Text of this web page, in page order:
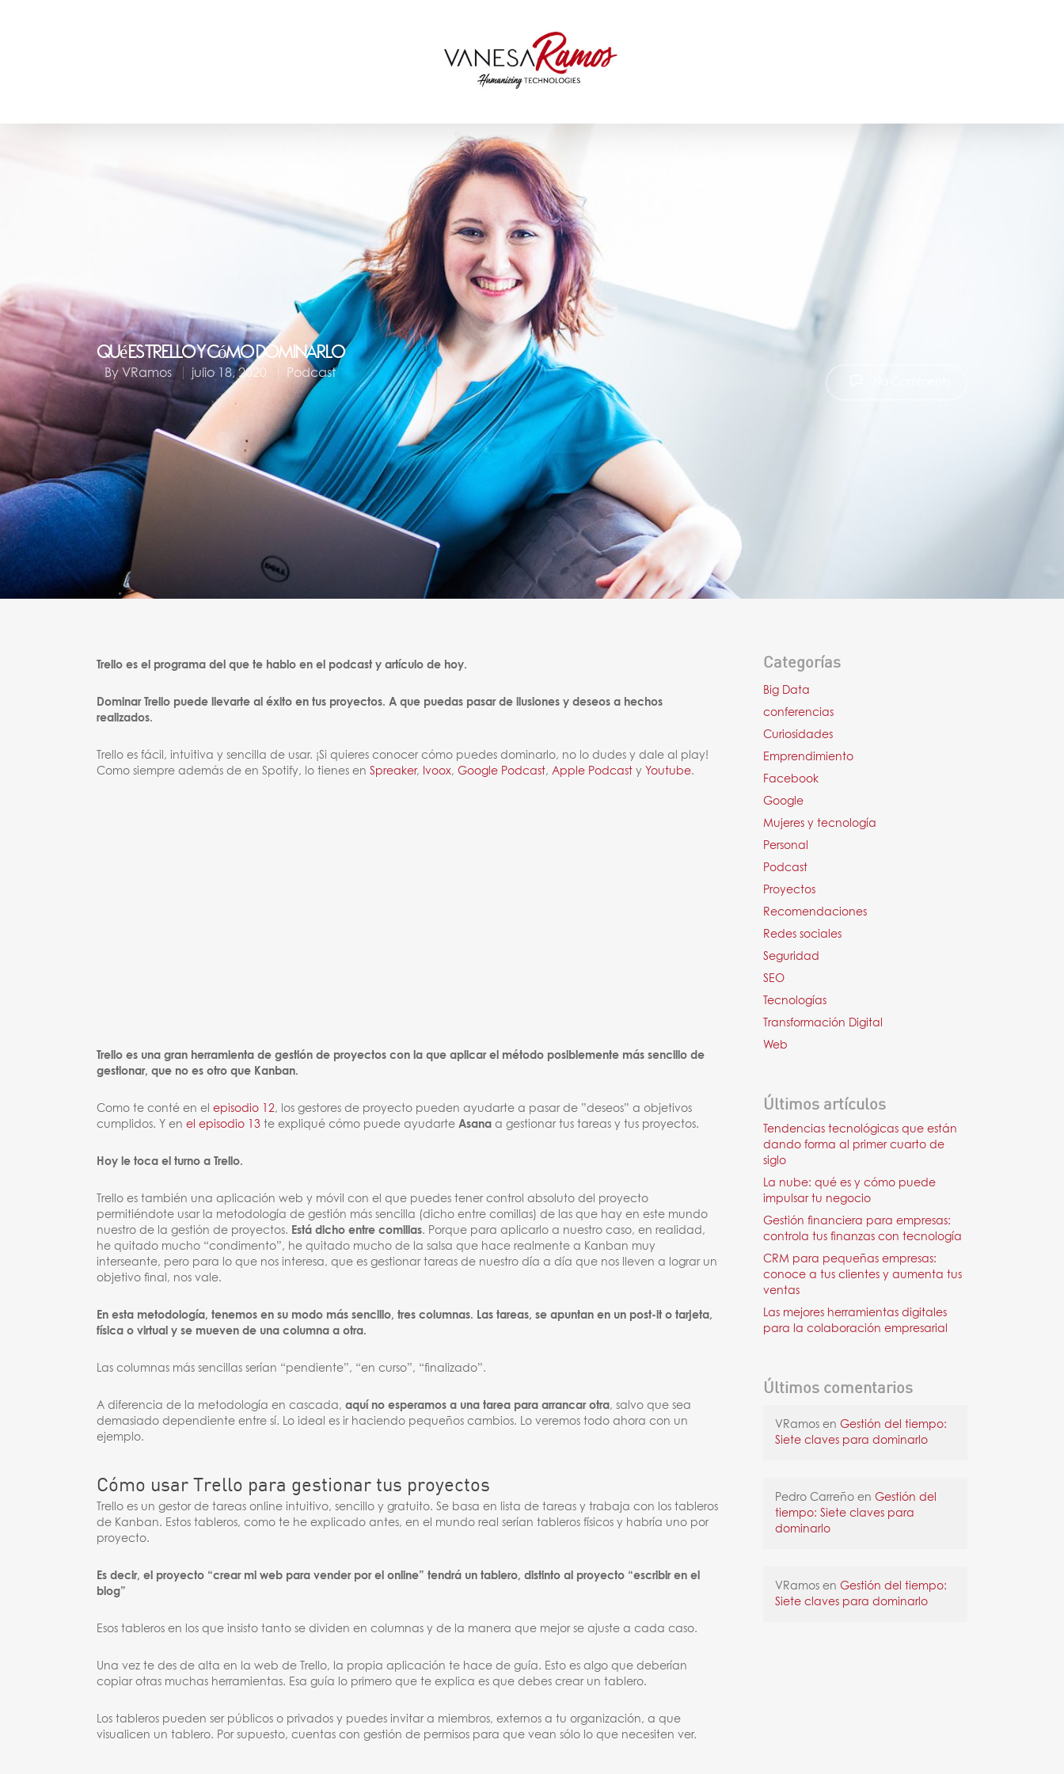
Qué Es Trello Y Cómo Dominarlo
By VRamos julio 18, 2020 Podcast
Trello es el programa del que te hablo en el podcast y artículo de hoy.
Dominar Trello puede llevarte al éxito en tus proyectos. A que puedas pasar de ilusiones y deseos a hechos
realizados.
Trello es fácil, intuitiva y sencilla de usar. ¡Si quieres conocer cómo puedes dominarlo, no lo dudes y dale al play!
Como siempre además de en Spotify, lo tienes enSpreaker, Ivoox,Google Podcast,Apple Podcast y Youtube.
Trello es una gran herramienta de gestión de proyectos con la que aplicar el método posiblemente más sencillo de
gestionar, que no es otro que Kanban.
Como te conté en elepisodio 12, los gestores de proyecto pueden ayudarte a pasar de ”deseos” a objetivos
cumplidos. Y enel episodio 13 te expliqué cómo puede ayudarteAsana a gestionar tus tareas y tus proyectos.
Hoy le toca el turno a Trello.
Trello es también una aplicación web y móvil con el que puedes tener control absoluto del proyecto
permitiéndote usar la metodología de gestión más sencilla (dicho entre comillas) de las que hay en este mundo
nuestro de la gestión de proyectos. Está dicho entre comillas. Porque para aplicarlo a nuestro caso, en realidad,
he quitado mucho “condimento”, he quitado mucho de la salsa que hace realmente a Kanban muy
interseante, pero para lo que nos interesa, que es gestionar tareas de nuestro día a día que nos lleven a lograr un
objetivo final, nos vale.
En esta metodología, tenemos en su modo más sencillo, tres columnas. Las tareas, se apuntan en un post-it o tarjeta,
física o virtual y se mueven de una columna a otra.
Las columnas más sencillas serían “pendiente”, “en curso”, “finalizado”.
A diferencia de la metodología en cascada,aquí no esperamos a una tarea para arrancar otra, salvo que sea
demasiado dependiente entre sí. Lo ideal es ir haciendo pequeños cambios. Lo veremos todo ahora con un
ejemplo.
Cómo usar Trello para gestionar tus proyectos
Trello es un gestor de tareas online intuitivo, sencillo y gratuito. Se basa en lista de tareas y trabaja con los tableros
de Kanban. Estos tableros, como te he explicado antes, en el mundo real serían tableros físicos y habría uno por
proyecto.
Es decir, el proyecto “crear mi web para vender por el online” tendrá un tablero, distinto al proyecto “escribir en el
blog”
Esos tableros en los que insisto tanto se dividen en columnas y de la manera que mejor se ajuste a cada caso.
Una vez te des de alta en la web de Trello, la propia aplicación te hace de guía. Esto es algo que deberían
copiar otras muchas herramientas. Esa guía lo primero que te explica es que debes crear un tablero.
Los tableros pueden ser públicos o privados y puedes invitar a miembros, externos a tu organización, a que
visualicen un tablero. Por supuesto, cuentas con gestión de permisos para que vean sólo lo que necesiten ver.
Categorías
Big Data
conferencias
Curiosidades
Emprendimiento
Facebook
Google
Mujeres y tecnología
Personal
Podcast
Proyectos
Recomendaciones
Redes sociales
Seguridad
SEO
Tecnologías
Transformación Digital
Web
Últimos artículos
Tendencias tecnológicas que están
dando forma al primer cuarto de
siglo
La nube: qué es y cómo puede
impulsar tu negocio
Gestión financiera para empresas:
controla tus finanzas con tecnología
CRM para pequeñas empresas:
conoce a tus clientes y aumenta tus
ventas
Las mejores herramientas digitales
para la colaboración empresarial
Últimos comentarios
VRamosen Gestión del tiempo:
Siete claves para dominarlo
Pedro Carreñoen Gestión del
tiempo: Siete claves para
dominarlo
VRamosen Gestión del tiempo:
Siete claves para dominarlo